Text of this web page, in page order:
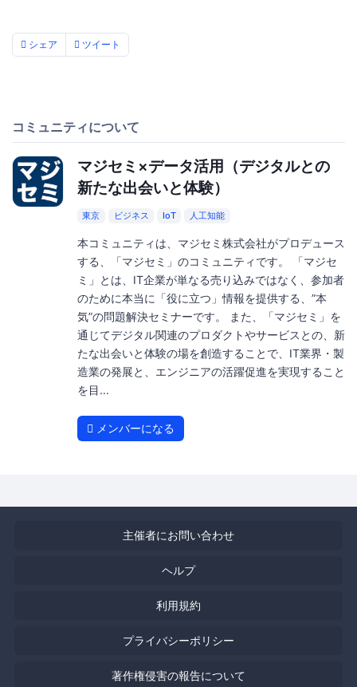
シェア ツイート
コミュニティについて
マジセミ×データ活用（デジタルとの
新たな出会いと体験）
東京 ビジネス IoT 人工知能
本コミュニティは、マジセミ株式会社がプロデュース
する、「マジセミ」のコミュニティです。 「マジセ
ミ」とは、IT企業が単なる売り込みではなく、参加者
のために本当に「役に立つ」情報を提供する、”本
気”の問題解決セミナーです。 また、「マジセミ」を
通じてデジタル関連のプロダクトやサービスとの、新
たな出会いと体験の場を創造することで、IT業界・製
造業の発展と、エンジニアの活躍促進を実現すること
を目...
メンバーになる
主催者にお問い合わせ
ヘルプ
利用規約
プライバシーポリシー
著作権侵害の報告について